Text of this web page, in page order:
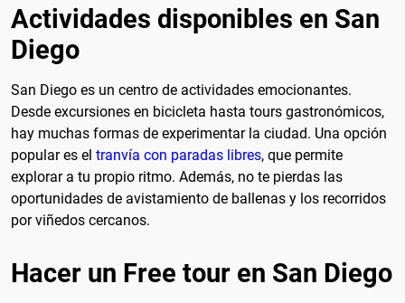
Actividades disponibles en San
Diego
San Diego es un centro de actividades emocionantes.
Desde excursiones en bicicleta hasta tours gastronómicos,
hay muchas formas de experimentar la ciudad. Una opción
popular es el tranvía con paradas libres, que permite
explorar a tu propio ritmo. Además, no te pierdas las
oportunidades de avistamiento de ballenas y los recorridos
por viñedos cercanos.
Hacer un Free tour en San Diego